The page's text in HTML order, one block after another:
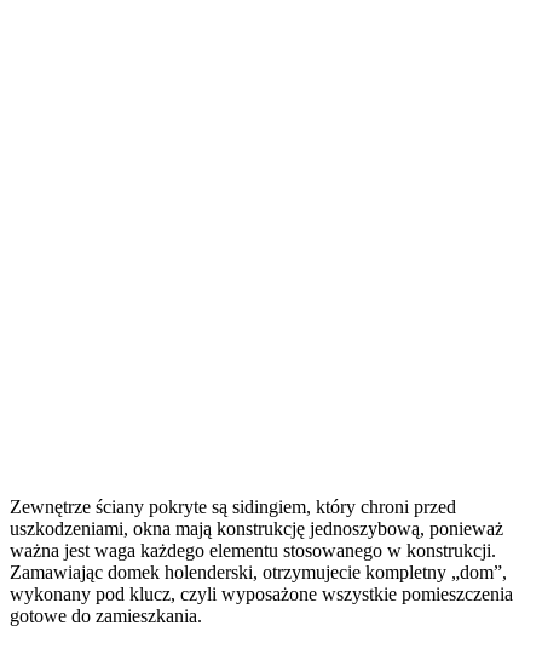
Zewnętrze ściany pokryte są sidingiem, który chroni przed
uszkodzeniami, okna mają konstrukcję jednoszybową, ponieważ
ważna jest waga każdego elementu stosowanego w konstrukcji.
Zamawiając domek holenderski, otrzymujecie kompletny „dom”,
wykonany pod klucz, czyli wyposażone wszystkie pomieszczenia
gotowe do zamieszkania.